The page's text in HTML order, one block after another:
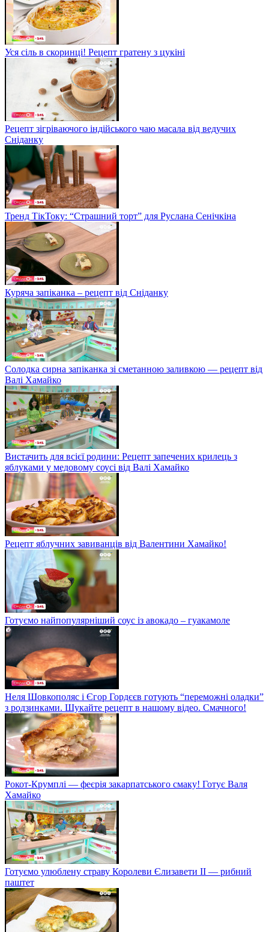
Уся сіль в скоринці! Рецепт гратену з цукіні
Рецепт зігріваючого індійського чаю масала від ведучих
Сніданку
Тренд ТікТоку: “Страшний торт” для Руслана Сенічкіна
Куряча запіканка – рецепт від Сніданку
Солодка сирна запіканка зі сметанною заливкою — рецепт від
Валі Хамайко
Вистачить для всієї родини: Рецепт запечених крилець з
яблуками у медовому соусі від Валі Хамайко
Рецепт яблучних завиванців від Валентини Хамайко!
Готуємо найпопулярніший соус із авокадо – гуакамоле
Неля Шовкополяс і Єгор Гордєєв готують “переможні оладки”
з родзинками. Шукайте рецепт в нашому відео. Смачного!
Рокот-Крумплі — феєрія закарпатського смаку! Готує Валя
Хамайко
Готуємо улюблену страву Королеви Єлизавети II — рибний
паштет